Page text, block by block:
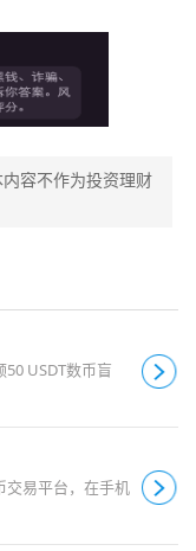
容不作为投资理财
USDT数币盲
交易平台，在手机